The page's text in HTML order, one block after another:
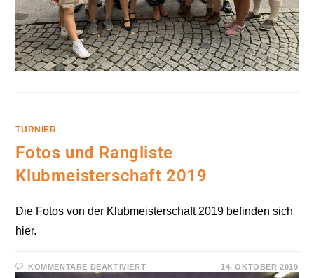
TURNIER
Fotos und Rangliste
Klubmeisterschaft 2019
Die Fotos von der Klubmeisterschaft 2019 befinden sich
hier.
KOMMENTARE DEAKTIVIERTFÜR
FOTOS
14. OKTOBER 2019